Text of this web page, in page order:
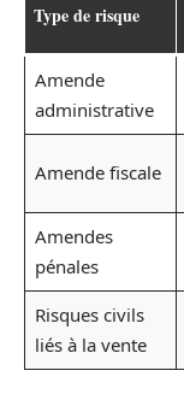
Type de risque
Amende
administrative
Amende fiscale
Amendes
pénales
Risques civils
liés à la vente